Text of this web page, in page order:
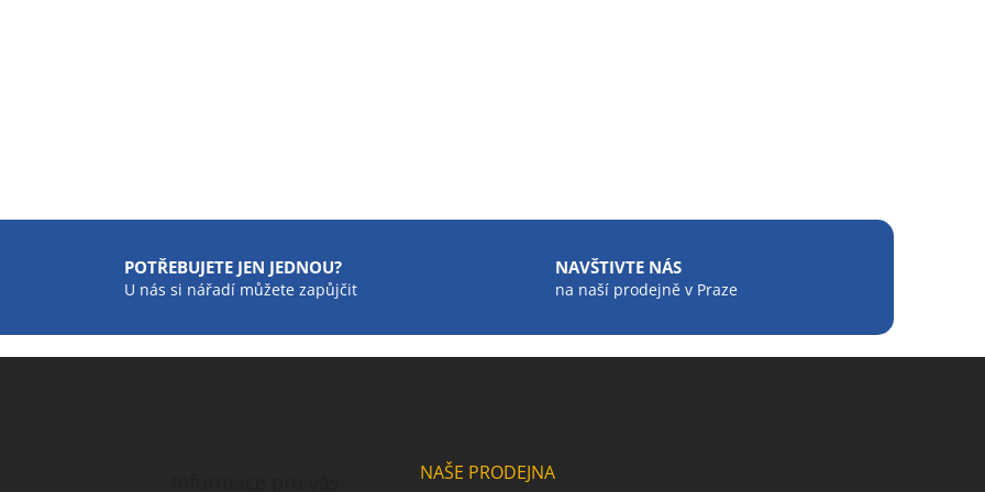
POTŘEBUJETE JEN JEDNOU?
U nás si nářadí můžete zapůjčit
NAVŠTIVTE NÁS
na naší prodejně v Praze
NAŠE PRODEJNA